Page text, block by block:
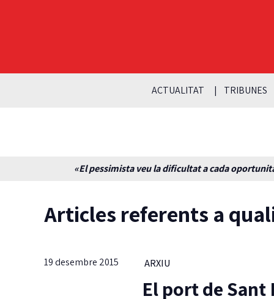
ACTUALITAT TRIBUNES
«El pessimista veu la dificultat a cada
Articles referents a
19 desembre 2015 ARXIU
El port de Sant